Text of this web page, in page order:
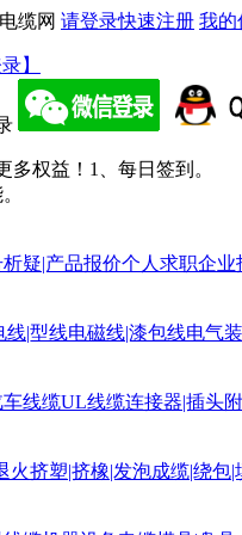
缆网 请登录快速注册 我的
】
多权益！ 1、每日签到。
疑|产品报价个人求职企业
线|型线电磁线|漆包线电气
车线缆UL线缆连接器|插头
火挤塑|挤橡|发泡成缆|绕包|